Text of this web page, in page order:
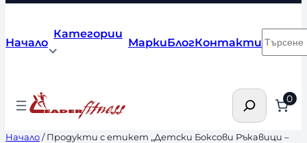
Начало
Категории
МаркиБлогКонтакти
Търсене 0
Начало/ Продукти с етикет „Детски Боксови Ръкавици –